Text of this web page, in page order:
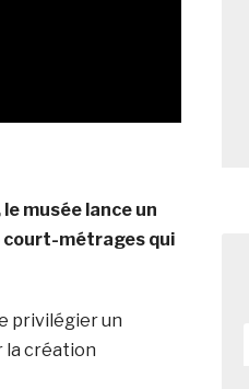
musée lance un
court-métrages qui
privilégier un
la création